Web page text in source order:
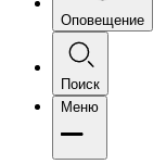
Оповещение
Поиск
Меню